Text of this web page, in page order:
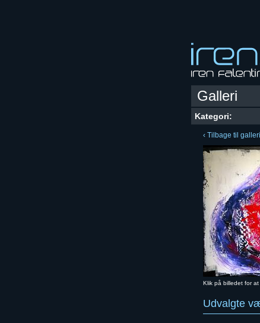
Galleri
Kategori:
‹ Tilbage til
Klik på billedet for at
Udvalgte